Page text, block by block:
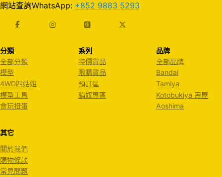
網站查詢WhatsApp: +852 9883 5293
分類
全部分類
模型
4WD四姑姐
模型工具
食玩扭蛋
系列
特價貨品
限購貨品
預訂區
貓奴專區
品牌
全部品牌
Bandai
Tamiya
Kotobukiya 壽屋
Aoshima
其它
關於我們
購物條款
常見問題